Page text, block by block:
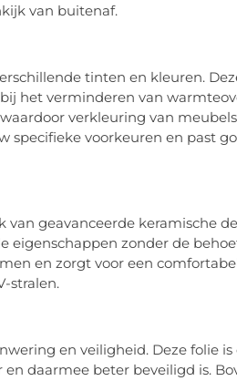
van buitenaf.
tinten en kleuren.
het verminderen van
verkleuring van
specifieke voorkeuren en past
geavanceerde keramische
zonder de
en zorgt voor een
stralen.
en veiligheid. Deze folie
daarmee beter beveiligd is.